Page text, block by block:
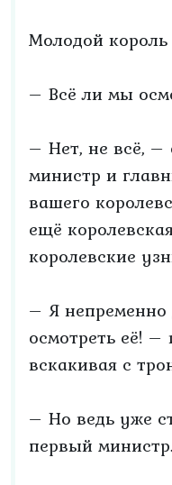
Молодой
– Всё ли мы
– Нет, не всё, –
министр и
вашего
ещё
королевские
– Я непременно
осмотреть её! –
вскакивая с
– Но ведь уже
первый министр.